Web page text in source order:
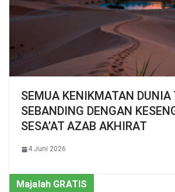
SEMUA KENIKMATAN DUNIA
SEBANDING DENGAN
SESA’AT AZAB AKHIRAT
4 Juni 2026
Majalah GRATIS